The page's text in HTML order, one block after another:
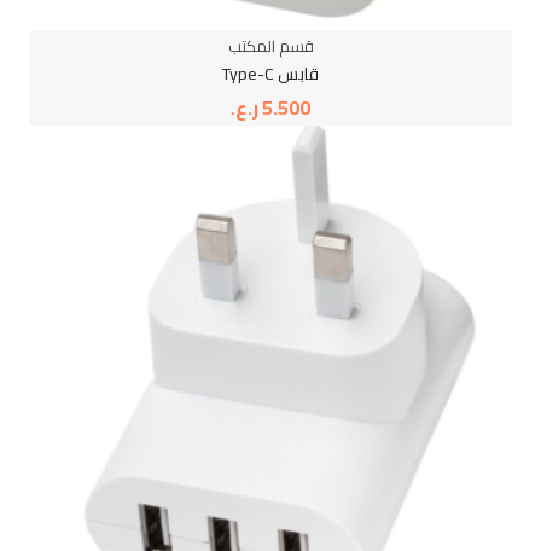
قسم المكتب
قابس Type-C
5.500ر.ع.